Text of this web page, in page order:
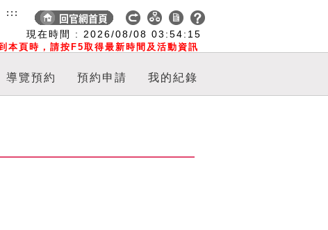
現在時間 : 2026/08/08 03:54:15
本頁時，請按F5取得最新時間及活動資訊
:::
導覽預約 預約申請 我的紀錄